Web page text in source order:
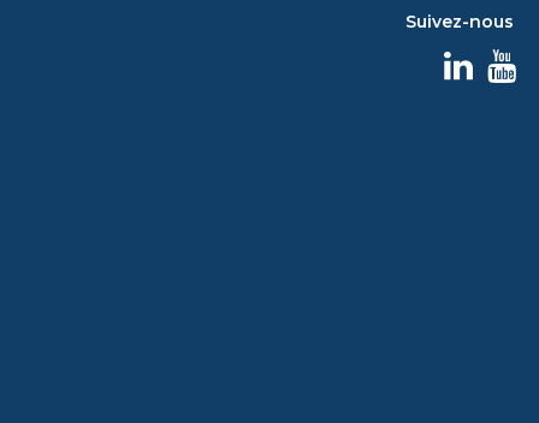
Suivez-nous